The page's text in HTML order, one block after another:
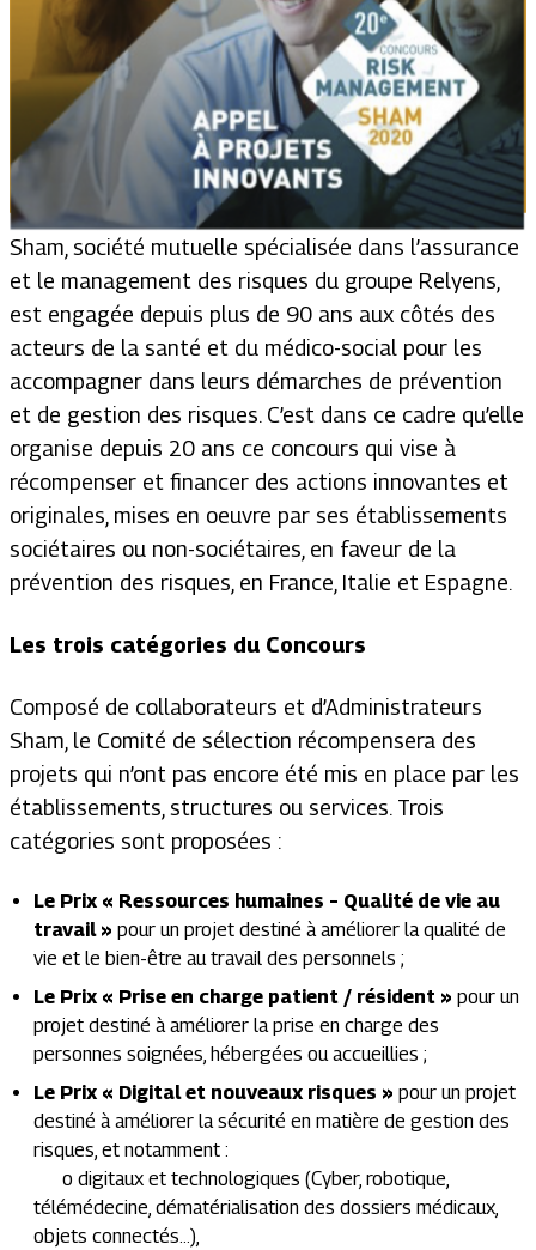
Sham, société mutuelle spécialisée dans l’assurance
et le management des risques du groupe Relyens,
est engagée depuis plus de 90 ans aux côtés des
acteurs de la santé et du médico-social pour les
accompagner dans leurs démarches de prévention
et de gestion des risques. C’est dans ce cadre qu’elle
organise depuis 20 ans ce concours qui vise à
récompenser et financer des actions innovantes et
originales, mises en oeuvre par ses établissements
sociétaires ou non-sociétaires, en faveur de la
prévention des risques, en France, Italie et Espagne.
Les trois catégories du Concours
Composé de collaborateurs et d’Administrateurs
Sham, le Comité de sélection récompensera des
projets qui n’ont pas encore été mis en place par les
établissements, structures ou services. Trois
catégories sont proposées :
Le Prix « Ressources humaines – Qualité de vie au
travail » pour un projet destiné à améliorer la qualité de
vie et le bien-être au travail des personnels ;
Le Prix « Prise en charge patient / résident » pour un
projet destiné à améliorer la prise en charge des
personnes soignées, hébergées ou accueillies ;
Le Prix « Digital et nouveaux risques » pour un projet
destiné à améliorer la sécurité en matière de gestion des
risques, et notamment :
o digitaux et technologiques (Cyber, robotique,
télémédecine, dématérialisation des dossiers médicaux,
objets connectés…),